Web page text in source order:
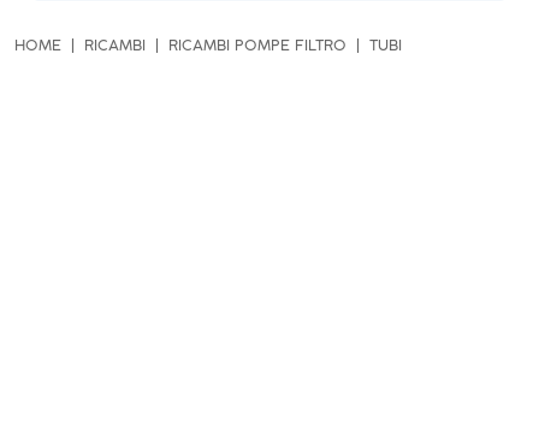
HOME RICAMBI RICAMBI POMPE FILTRO TUBI